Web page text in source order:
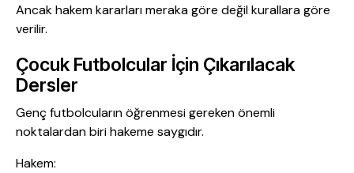
Ancak hakem kararları meraka göre değil kurallara göre
verilir.
Çocuk Futbolcular İçin Çıkarılacak
Dersler
Genç futbolcuların öğrenmesi gereken önemli
noktalardan biri hakeme saygıdır.
Hakem: